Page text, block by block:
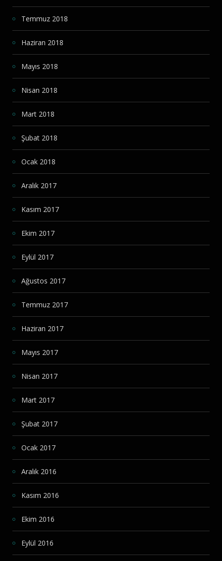
Temmuz 2018
Haziran 2018
Mayıs 2018
Nisan 2018
Mart 2018
Şubat 2018
Ocak 2018
Aralık 2017
Kasım 2017
Ekim 2017
Eylül 2017
Ağustos 2017
Temmuz 2017
Haziran 2017
Mayıs 2017
Nisan 2017
Mart 2017
Şubat 2017
Ocak 2017
Aralık 2016
Kasım 2016
Ekim 2016
Eylül 2016